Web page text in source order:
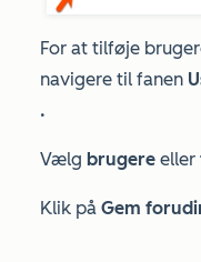
For at tilføje
navigere til fanen
.
Vælg brugere eller
Klik på Gem